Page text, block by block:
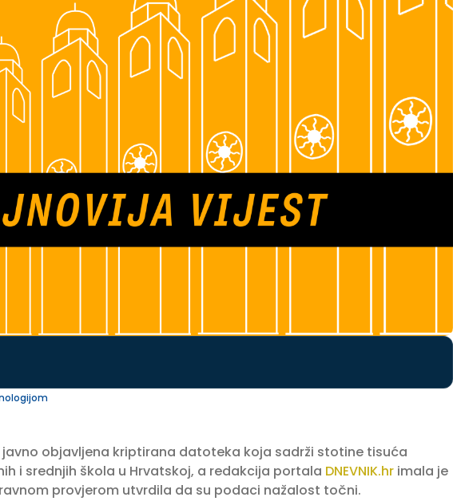
objavljena kriptirana datoteka koja sadrži stotine tisuća
i srednjih škola u Hrvatskoj, a redakcija portala DNEVNIK.hr imala je
provjerom utvrdila da su podaci nažalost točni.